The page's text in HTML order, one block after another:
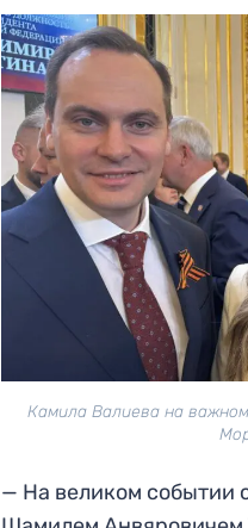
Камила Валиева на
— На великом событии